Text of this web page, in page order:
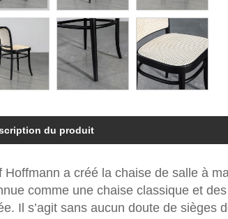
du produit
Hoffmann a créé la chaise de salle à
comme une chaise classique et
Il s’agit sans aucun doute de sièges